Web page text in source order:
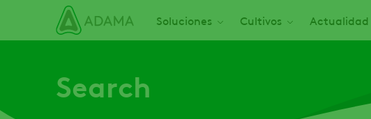
contenido
Main navigation
Soluciones Cultivos Actualidad
Search